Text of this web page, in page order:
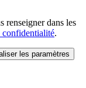
renseigner dans les
confidentialité.
les paramètres